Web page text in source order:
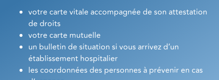
votre carte vitale accompagnée de son attestation
de droits
votre carte mutuelle
un bulletin de situation si vous arrivez d’un
établissement hospitalier
les coordonnées des personnes à prévenir en cas